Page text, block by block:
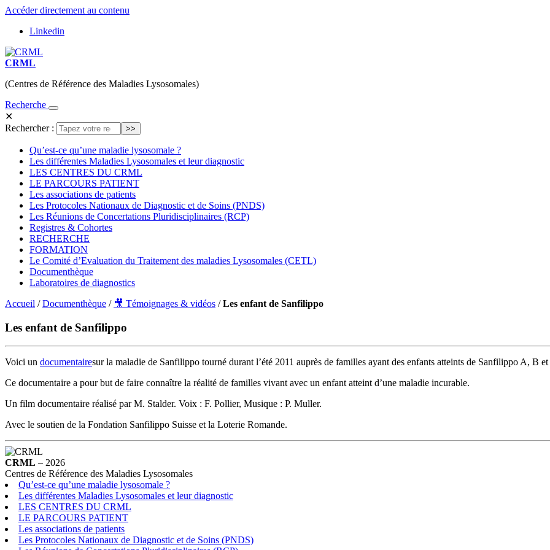
Accéder directement au contenu
Linkedin
CRML
(Centres de Référence des Maladies Lysosomales)
Recherche
✕
Rechercher :
Qu’est-ce qu’une maladie lysosomale ?
Les différentes Maladies Lysosomales et leur diagnostic
LES CENTRES DU CRML
LE PARCOURS PATIENT
Les associations de patients
Les Protocoles Nationaux de Diagnostic et de Soins (PNDS)
Les Réunions de Concertations Pluridisciplinaires (RCP)
Registres & Cohortes
RECHERCHE
FORMATION
Le Comité d’Evaluation du Traitement des maladies Lysosomales (CETL)
Documenthèque
Laboratoires de diagnostics
Accueil /Documenthèque / 🎥 Témoignages & vidéos /Les enfant de Sanfilippo
Les enfant de Sanfilippo
Voici un documentairesur la maladie de Sanfilippo tourné durant l’été 2011 auprès de familles ayant des enfants atteints de Sanfilippo A, B
Ce documentaire a pour but de faire connaître la réalité de familles vivant avec un enfant atteint d’une maladie incurable.
Un film documentaire réalisé par M. Stalder. Voix : F. Pollier, Musique : P. Muller.
Avec le soutien de la Fondation Sanfilippo Suisse et la Loterie Romande.
CRML – 2026
Centres de Référence des Maladies Lysosomales
Qu’est-ce qu’une maladie lysosomale ?
Les différentes Maladies Lysosomales et leur diagnostic
LES CENTRES DU CRML
LE PARCOURS PATIENT
Les associations de patients
Les Protocoles Nationaux de Diagnostic et de Soins (PNDS)